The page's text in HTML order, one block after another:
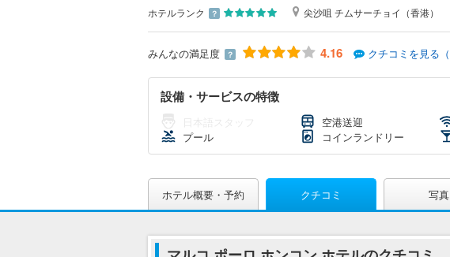
ホテルランク ？ 尖沙咀 チムサーチョイ（香港）
みんなの満足度 ？ 4.16 クチコミを見る（
設備・サービスの特徴
空港送迎
プール
コインランドリー
ホテル概要・予約 クチコミ 写真